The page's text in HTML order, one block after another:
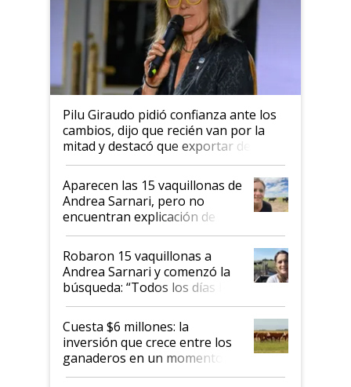
Pilu Giraudo pidió confianza ante los
cambios, dijo que recién van por la
mitad y destacó que exportar dejó de
ser "para unos pocos": "Tenemos un
mandato muy claro del gobierno
nacional"
Aparecen las 15 vaquillonas de
Andrea Sarnari, pero no
encuentran explicación de
cómo llegaron allí
Robaron 15 vaquillonas a
Andrea Sarnari y comenzó la
búsqueda: “Todos los días le
toca a algún productor”
Cuesta $6 millones: la
inversión que crece entre los
ganaderos en un momento
histórico para la actividad